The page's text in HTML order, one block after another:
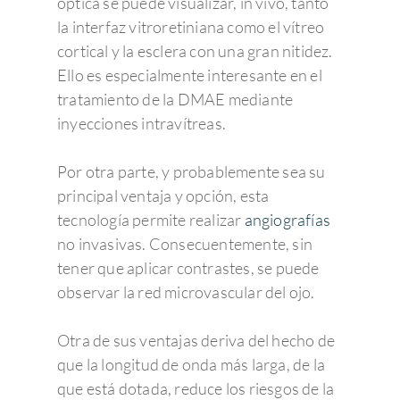
especialista puede observar la
evolución del paciente entre
exámenes y optimizar su
diagnóstico.
Documentación instantánea.
RetCam crea un registro
digitales en soporte informático.
Las imágenes pueden ser
exportadas o transferidas a una
impresora, soporte externo o vía
e_mail para su estudio en otro lugar
o por otro especialista.
entrenado.La enfermera de la
unidad de neonatos o el
oftalmólogo pueden utilizar el
la interfaz vitroretiniana como el vítreo
cortical y la esclera con una gran nitidez.
Ello es especialmente interesante en el
tratamiento de la DMAE mediante
inyecciones intravítreas.
Por otra parte, y probablemente sea su
principal ventaja y opción, esta
tecnología permite realizar angiografías
no invasivas. Consecuentemente, sin
tener que aplicar contrastes, se puede
observar la red microvascular del ojo.
Otra de sus ventajas deriva del hecho de
que la longitud de onda más larga, de la
que está dotada, reduce los riesgos de la